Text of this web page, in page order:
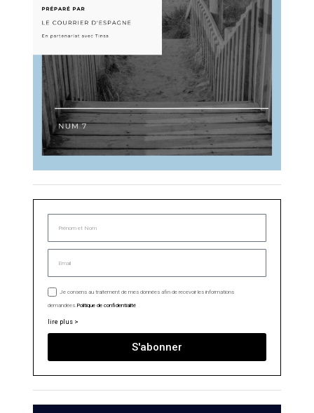
Je consens au traitement de mes données afin de recevoir les informations
demandées.Politique de confidentialité
lire plus >
S'abonner